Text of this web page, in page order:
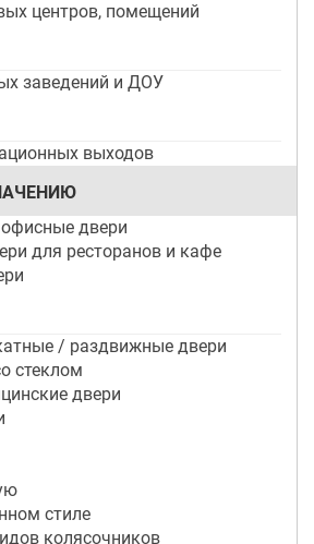
центров, помещений
заведений и ДОУ
выходов
двери
для ресторанов и кафе
/ раздвижные двери
стеклом
двери
стиле
колясочников